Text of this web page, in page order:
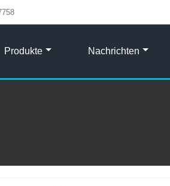
Produkte Nachrichten